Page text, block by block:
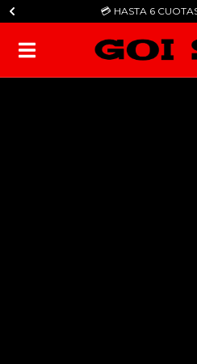
💳​ HASTA 6